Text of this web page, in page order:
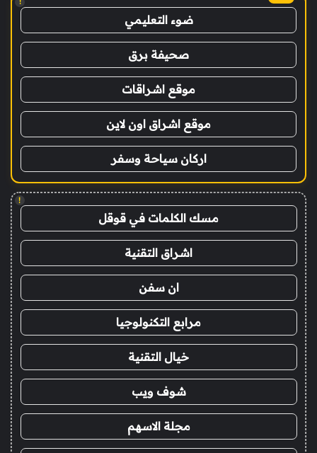
ضوء التعليمي
صحيفة برق
موقع اشراقات
موقع اشراق اون لاين
اركان سياحة وسفر
!
مسك الكلمات في قوقل
اشراق التقنية
ان سفن
مرابع التكنولوجيا
خيال التقنية
شوف ويب
مجلة الاسهم